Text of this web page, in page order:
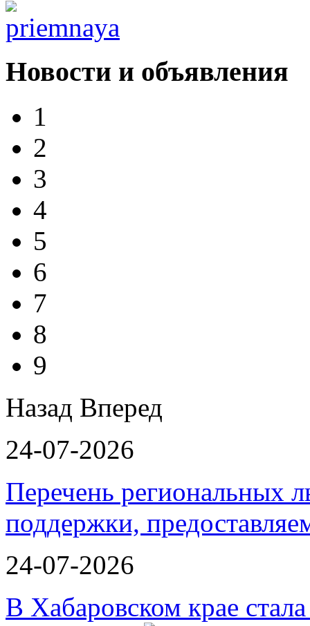
Новости и объявления
1
2
3
4
5
6
7
8
9
Назад Вперед
24-07-2026
Перечень региональных
поддержки,
24-07-2026
В Хабаровском крае